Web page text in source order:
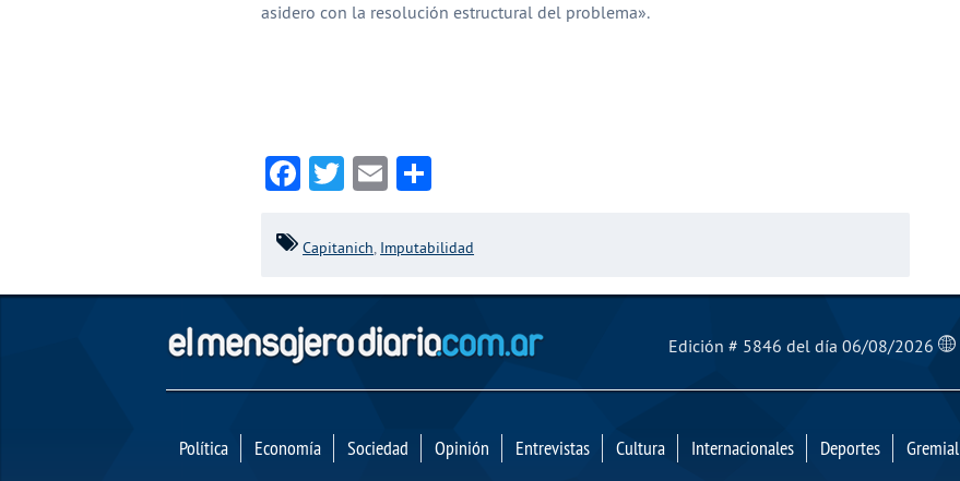
asidero con la resolución estructural del problema».
Facebook
Twitter
EmailCompartir
Capitanich, Imputabilidad
El Mensajero Diario
Edición # 5846 del día 06/08/2026
Política Economía Sociedad Opinión Entrevistas Cultura Internacionales Deportes Gremial